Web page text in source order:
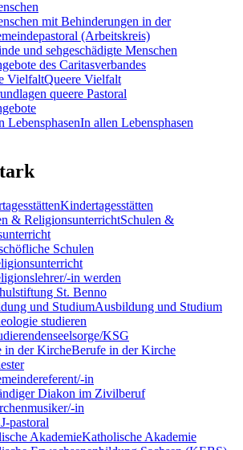
mit Behinderungen in der
(Arbeitskreis)
und sehgeschädigte Menschen
des Caritasverbandes
Queere Vielfalt
queere Pastoral
In allen Lebensphasen
Kindertagesstätten
Schulen &
Schulen
in werden
St. Benno
Ausbildung und Studium
studieren
KSG
Berufe in der Kirche
in
Diakon im Zivilberuf
in
pastoral
Katholische Akademie